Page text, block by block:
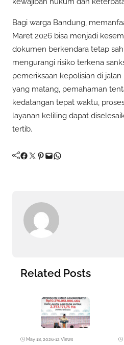
Bagi warga Bandung,
Maret 2026 bisa menjadi
dokumen berkendara tetap
mengurangi risiko terkena
pemeriksaan kepolisian di
yang matang, pemahaman
kedatangan tepat waktu,
layanan keliling dapat
tertib.
Facebook Twitter Pinterest Mail WhatsApp
Related Posts
May 18, 2026•12 Views